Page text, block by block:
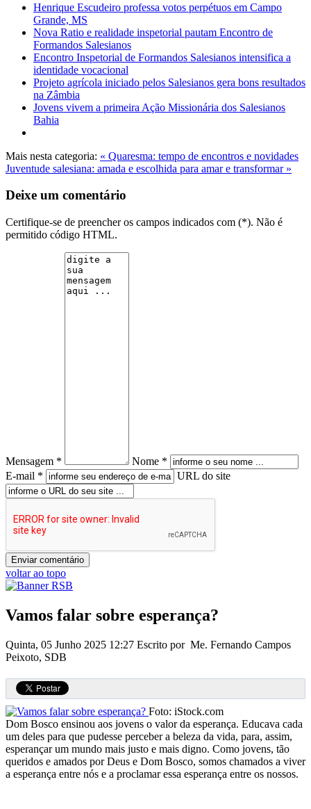
Henrique Escudeiro professa votos perpétuos em Campo
Grande, MS
Nova Ratio e realidade inspetorial pautam Encontro de
Formandos Salesianos
Encontro Inspetorial de Formandos Salesianos intensifica a
identidade vocacional
Projeto agrícola iniciado pelos Salesianos gera bons resultados
na Zâmbia
Jovens vivem a primeira Ação Missionária dos Salesianos
Bahia
Mais nesta categoria: « Quaresma: tempo de encontros e novidades
Juventude salesiana: amada e escolhida para amar e transformar »
Deixe um comentário
Certifique-se de preencher os campos indicados com (*). Não é
permitido código HTML.
Mensagem *
Nome *
E-mail *
URL do site
voltar ao topo
Vamos falar sobre esperança?
Quinta, 05 Junho 2025 12:27 Escrito por Me. Fernando Campos
Peixoto, SDB
Foto: iStock.com
Dom Bosco ensinou aos jovens o valor da esperança. Educava cada
um deles para que pudesse perceber a beleza da vida, para, assim,
esperançar um mundo mais justo e mais digno. Como jovens, tão
queridos e amados por Deus e Dom Bosco, somos chamados a viver
a esperança entre nós e a proclamar essa esperança entre os nossos.